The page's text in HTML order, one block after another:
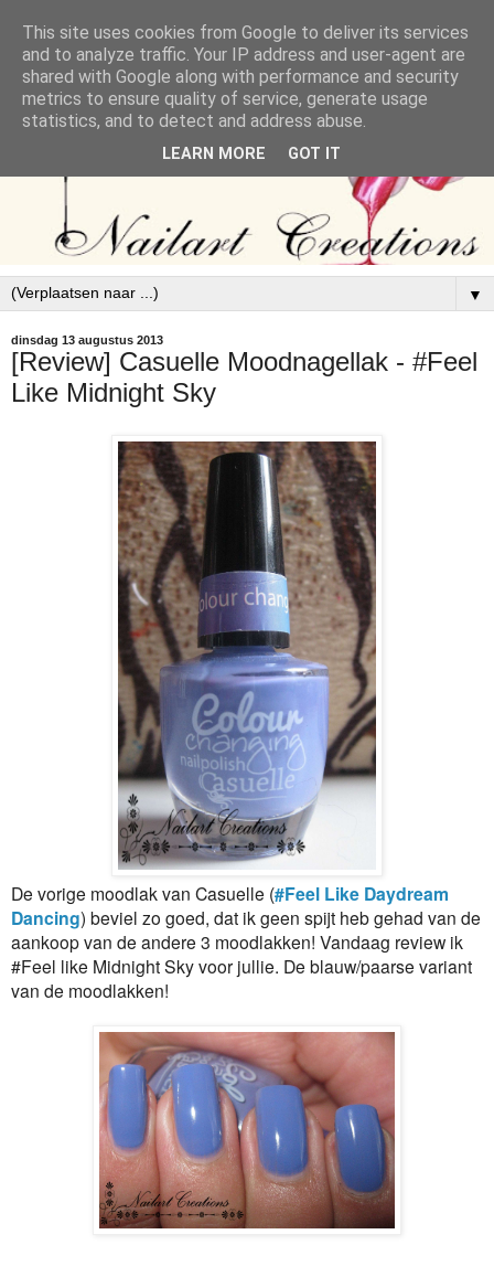
▼
dinsdag 13 augustus 2013
[Review] Casuelle Moodnagellak - #Feel
Like Midnight Sky
De vorige moodlak van Casuelle (#Feel Like Daydream
Dancing) beviel zo goed, dat ik geen spijt heb gehad van de
aankoop van de andere 3 moodlakken! Vandaag review ik
#Feel like Midnight Sky voor jullie. De blauw/paarse variant
van de moodlakken!
This site uses cookies from Google to deliver its services
and to analyze traffic. Your IP address and user-agent are
shared with Google along with performance and security
metrics to ensure quality of service, generate usage
statistics, and to detect and address abuse.
LEARN MORE GOT IT